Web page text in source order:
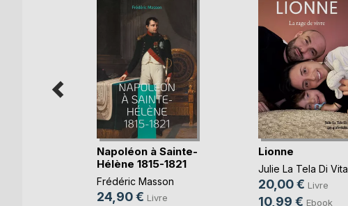
Napoléon à Sainte-
Hélène 1815-1821
Frédéric Masson
24,90 € Livre
Lionne
Julie La Tela Di Vita
20,00 € Livre
10,99 € Ebook